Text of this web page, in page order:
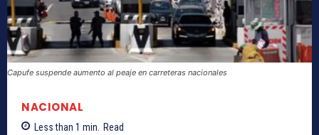
Capufe suspende aumento al peaje en carreteras nacionales
NACIONAL
Less than 1 min. Read